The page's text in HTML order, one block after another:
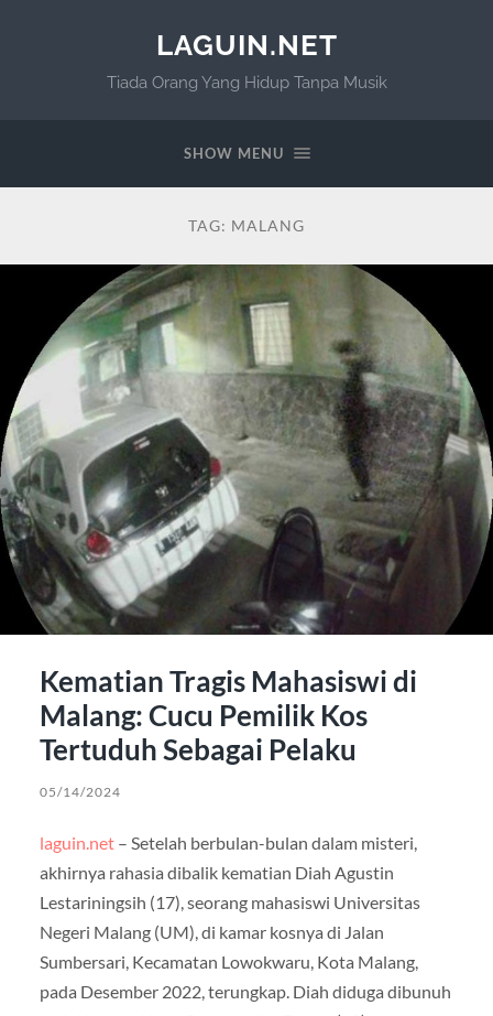
LAGUIN.NET
Tiada Orang Yang Hidup Tanpa Musik
SHOW MENU
TAG: MALANG
Kematian Tragis Mahasiswi di
Malang: Cucu Pemilik Kos
Tertuduh Sebagai Pelaku
05/14/2024
laguin.net– Setelah berbulan-bulan dalam misteri,
akhirnya rahasia dibalik kematian Diah Agustin
Lestariningsih (17), seorang mahasiswi Universitas
Negeri Malang (UM), di kamar kosnya di Jalan
Sumbersari, Kecamatan Lowokwaru, Kota Malang,
pada Desember 2022, terungkap. Diah diduga dibunuh